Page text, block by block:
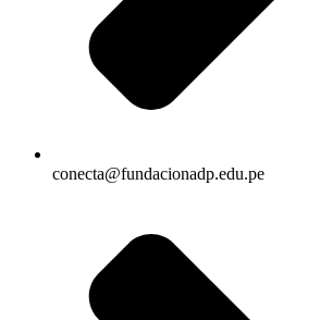
conecta@fundacionadp.edu.pe